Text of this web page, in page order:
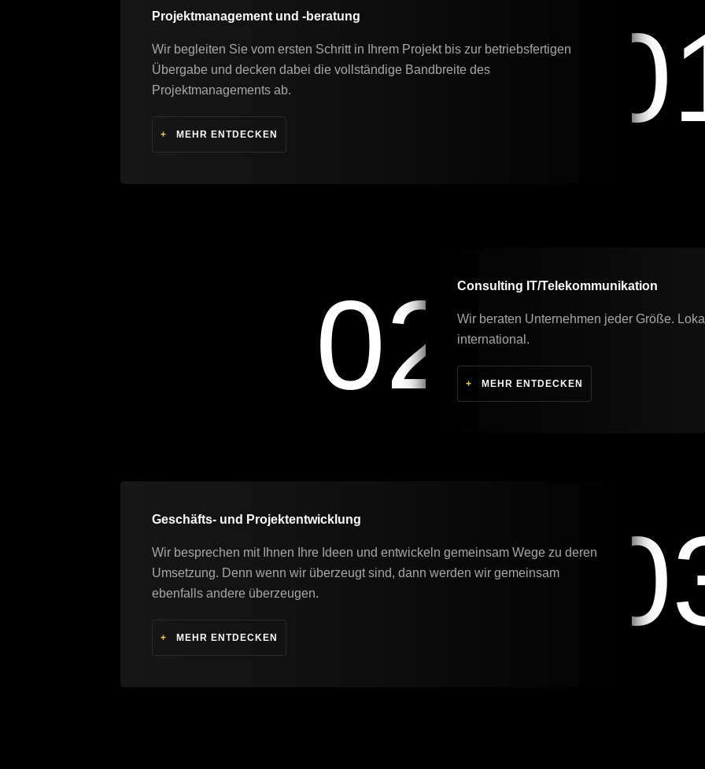
Projektmanagement und -beratung
Wir begleiten Sie vom ersten Schritt in Ihrem Projekt bis zur betriebsfertigen
Übergabe und decken dabei die vollständige Bandbreite des
Projektmanagements ab.
+ MEHR ENTDECKEN
Consulting IT/Telekommunikation
Wir beraten Unternehmen jeder Größe.
international.
+ MEHR ENTDECKEN
02
Geschäfts- und Projektentwicklung
Wir besprechen mit Ihnen Ihre Ideen und entwickeln gemeinsam Wege zu deren
Umsetzung. Denn wenn wir überzeugt sind, dann werden wir gemeinsam
ebenfalls andere überzeugen.
+ MEHR ENTDECKEN